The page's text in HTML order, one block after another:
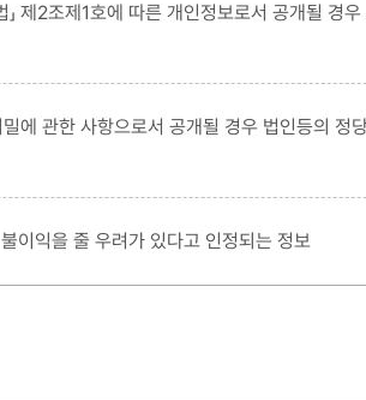
제2조제1호에 따른 개인정보로서 공개될 경
에 관한 사항으로서 공개될 경우 법인등의 정
이익을 줄 우려가 있다고 인정되는 정보